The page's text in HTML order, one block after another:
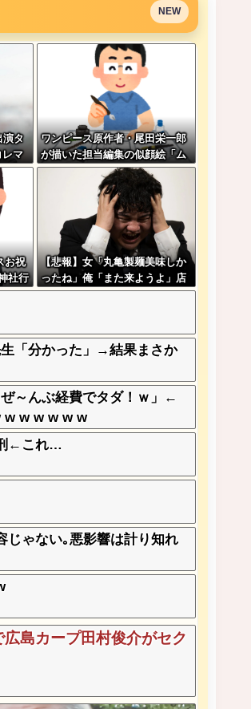
NEW
演タ
マ
ワンピース原作者・尾田栄一郎
が描いた担当編集の似顔絵「ム
ダに東大卒」
お祝
社行
【悲報】女「丸亀製麺美味しか
ったね」俺「また来ようよ」店
員「お会計2380円になりまー
な？？？？？？？？
生「分かった」→結果まさか
～んぶ経費でタダ！ｗ」←
w w w w w w
刑←これ…
じゃない｡悪影響は計り知れ
島カープ田村俊介がセク